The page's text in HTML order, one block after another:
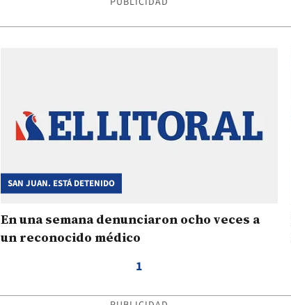
SAN JUAN. ESTÁ DETENIDO
En una semana denunciaron ocho veces a
un reconocido médico
1